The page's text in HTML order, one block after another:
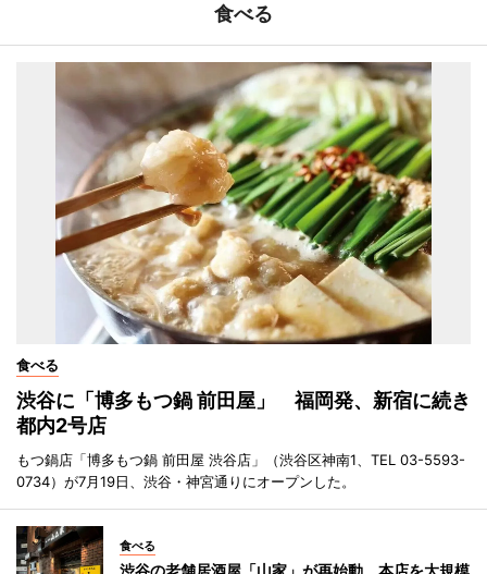
食べる
食べる
渋谷に「博多もつ鍋 前田屋」 福岡発、新宿に続き
都内2号店
もつ鍋店「博多もつ鍋 前田屋 渋谷店」（渋谷区神南1、TEL 03-5593-
0734）が7月19日、渋谷・神宮通りにオープンした。
食べる
渋谷の老舗居酒屋「山家」が再始動 本店を大規模